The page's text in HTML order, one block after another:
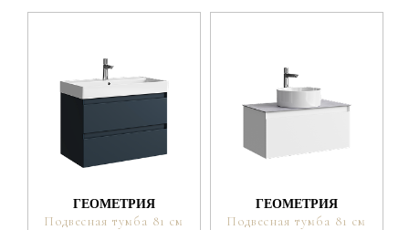
ГЕОМЕТРИЯ
Подвесная тумба 81 см
ГЕОМЕТРИЯ
Подвесная тумба 81 см